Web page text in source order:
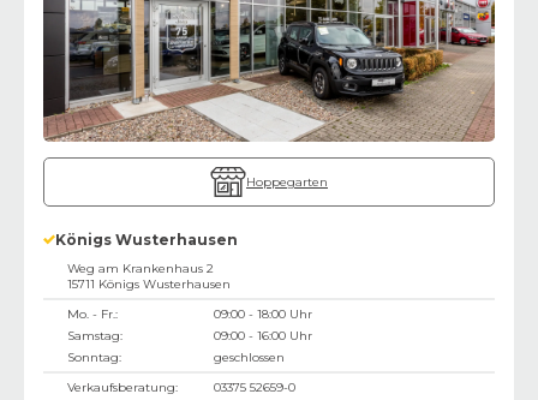
Hoppegarten
Königs Wusterhausen
Weg am Krankenhaus 2
15711 Königs Wusterhausen
Mo. - Fr.:
09:00 - 18:00 Uhr
Samstag:
09:00 - 16:00 Uhr
Sonntag:
geschlossen
Verkaufsberatung:
03375 52659-0